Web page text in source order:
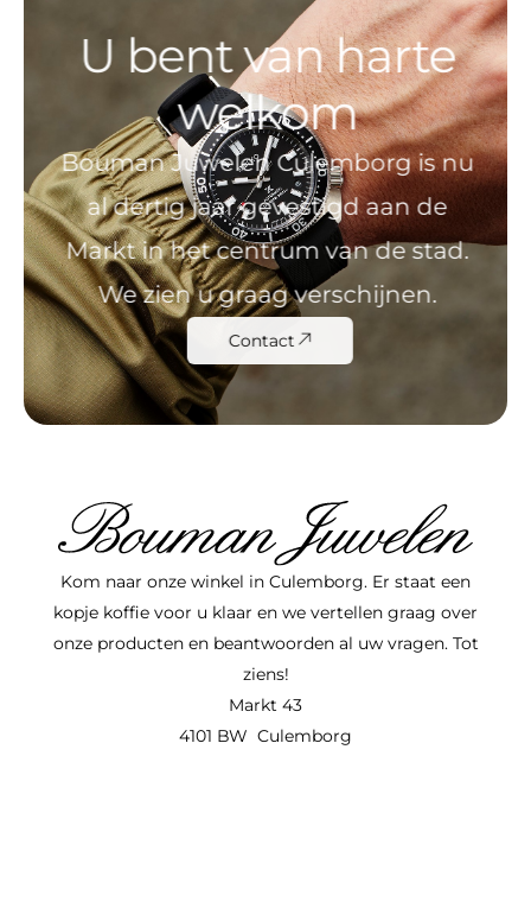
U bent van harte
welkom
Bouman Juwelen Culemborg is nu
al dertig jaar gevestigd aan de
Markt in het centrum van de stad.
We zien u graag verschijnen.
Contact
Kom naar onze winkel in Culemborg. Er staat een
kopje koffie voor u klaar en we vertellen graag over
onze producten en beantwoorden al uw vragen. Tot
ziens!
Markt 43
4101 BW Culemborg